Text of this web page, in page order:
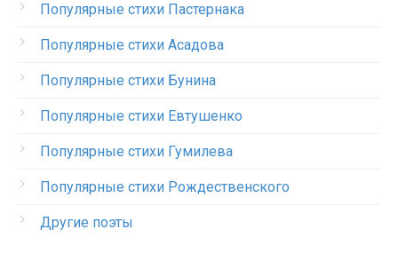
Популярные стихи Пастернака
Популярные стихи Асадова
Популярные стихи Бунина
Популярные стихи Евтушенко
Популярные стихи Гумилева
Популярные стихи Рождественского
Другие поэты